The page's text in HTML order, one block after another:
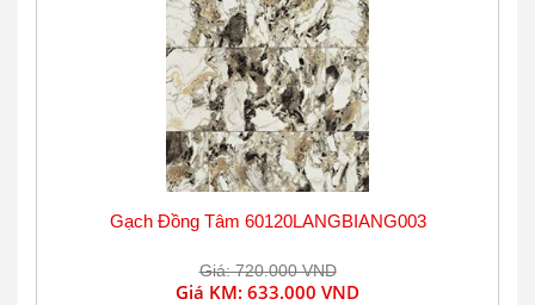
Gạch Đồng Tâm 60120LANGBIANG003
Giá: 720.000 VND
Giá KM: 633.000 VND